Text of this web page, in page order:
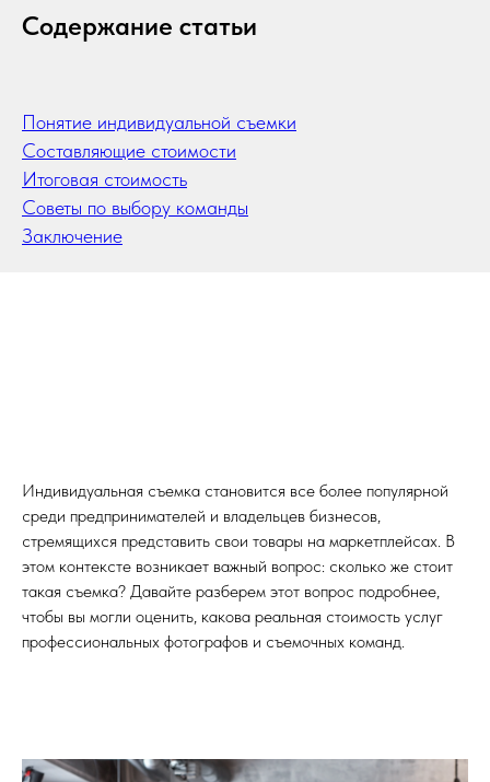
Содержание статьи
Понятие индивидуальной съемки
Составляющие стоимости
Итоговая стоимость
Советы по выбору команды
Заключение
Индивидуальная съемка становится все более популярной
среди предпринимателей и владельцев бизнесов,
стремящихся представить свои товары на маркетплейсах. В
этом контексте возникает важный вопрос: сколько же стоит
такая съемка? Давайте разберем этот вопрос подробнее,
чтобы вы могли оценить, какова реальная стоимость услуг
профессиональных фотографов и съемочных команд.